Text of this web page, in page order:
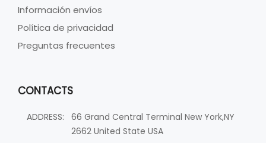
Información envíos
Política de privacidad
Preguntas frecuentes
CONTACTS
ADDRESS:
66 Grand Central Terminal New York,NY
2662 United State USA